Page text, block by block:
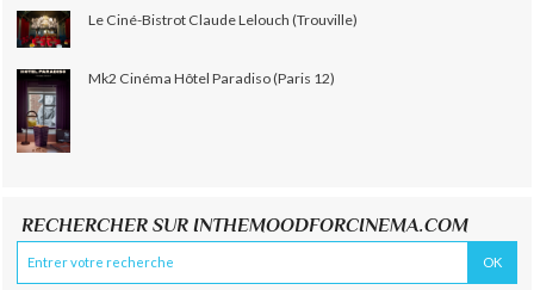
Le Ciné-Bistrot Claude Lelouch (Trouville)
Mk2 Cinéma Hôtel Paradiso (Paris 12)
RECHERCHER SUR INTHEMOODFORCINEMA.COM